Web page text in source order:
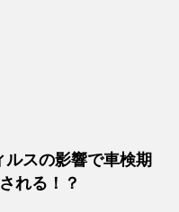
スの影響で車検期
れる！？